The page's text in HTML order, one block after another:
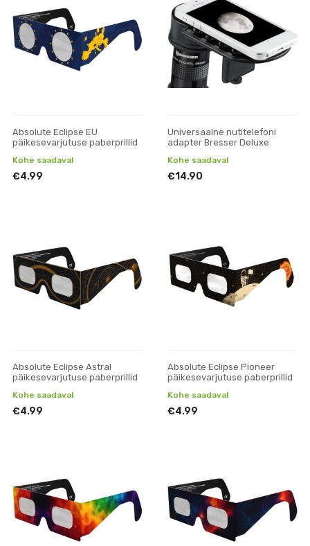
Absolute Eclipse EU
päikesevarjutuse paberprillid
Kohe saadaval
€4.99
Universaalne nutitelefoni
adapter Bresser Deluxe
Kohe saadaval
€14.90
Absolute Eclipse Astral
päikesevarjutuse paberprillid
Kohe saadaval
€4.99
Absolute Eclipse Pioneer
päikesevarjutuse paberprillid
Kohe saadaval
€4.99